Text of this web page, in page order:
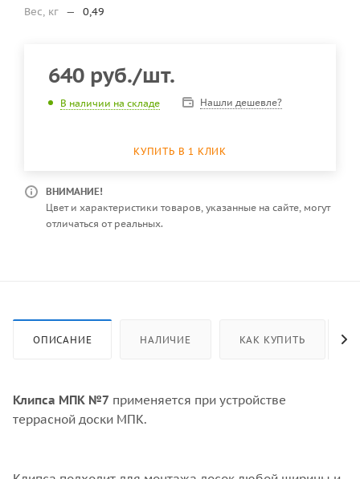
Вес, кг — 0,49
640 руб./шт.
В наличии на складе Нашли дешевле?
КУПИТЬ В 1 КЛИК
ВНИМАНИЕ!
Цвет и характеристики товаров, указанные на сайте, могут
отличаться от реальных.
ОПИСАНИЕ НАЛИЧИЕ КАК КУПИТЬ
Клипса МПК №7 применяется при устройстве
террасной доски МПК.